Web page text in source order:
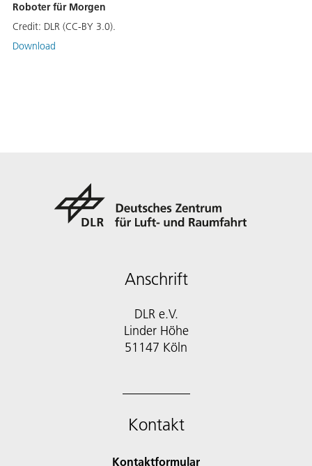
Roboter für Morgen
Credit: DLR (CC-BY 3.0).
Download
Anschrift
DLR e.V.
Linder Höhe
51147 Köln
Kontakt
Kontaktformular